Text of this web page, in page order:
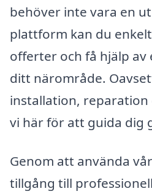
behöver inte vara en
plattform kan du
offerter och få hjälp
ditt närområde.
installation,
vi här för att guida dig
Genom att använda
tillgång till